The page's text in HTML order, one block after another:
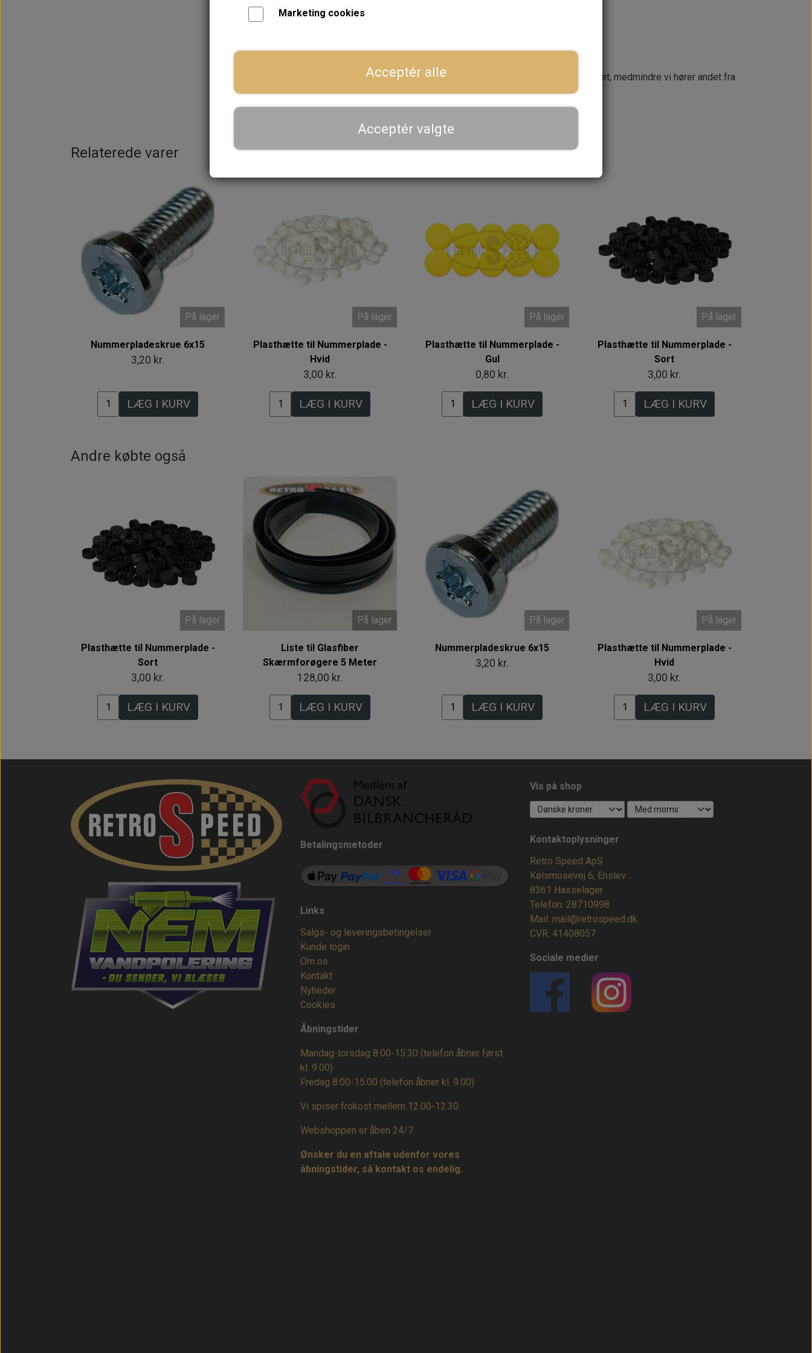
Hurtig levering - sendes ofte samme dag og leveres næste dag
Se aktuel leveringstid på varen - vi afsender altid hele din ordre samlet, medmindre vi hører andet fra
dig
Priser er inkl. moms
Relaterede varer
På lager
Nummerpladeskrue 6x15
3,20 kr.
LÆG I KURV
På lager
Plasthætte til Nummerplade -
Hvid
3,00 kr.
LÆG I KURV
På lager
Plasthætte til Nummerplade -
Gul
0,80 kr.
LÆG I KURV
På lager
Plasthætte til Nummerplade -
Sort
3,00 kr.
LÆG I KURV
Andre købte også
På lager
Plasthætte til Nummerplade -
Sort
3,00 kr.
LÆG I KURV
På lager
Liste til Glasfiber
Skærmforøgere 5 Meter
128,00 kr.
LÆG I KURV
På lager
Nummerpladeskrue 6x15
3,20 kr.
LÆG I KURV
På lager
Plasthætte til Nummerplade -
Hvid
3,00 kr.
LÆG I KURV
Betalingsmetoder
Links
Salgs- og leveringsbetingelser
Kunde login
Om os
Kontakt
Nyheder
Cookies
Åbningstider
Mandag-torsdag 8:00-15:30 (telefon åbner først
kl. 9.00)
Fredag 8:00-15:00 (telefon åbner kl. 9.00)
Vi spiser frokost mellem 12.00-12.30.
Webshoppen er åben 24/7.
Ønsker du en aftale udenfor vores
åbningstider, så kontakt os endelig.
Vis på shop
Kontaktoplysninger
Retro Speed ApS
Kølsmosevej 6, Enslev
8361 Hasselager
Telefon: 28710998
Mail: mail@retrospeed.dk
CVR: 41408057
Sociale medier
Marketing cookies
Acceptér alle
Acceptér valgte